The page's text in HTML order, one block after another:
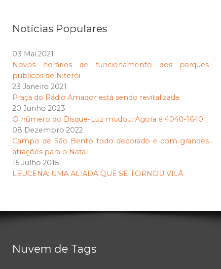
Notícias Populares
03 Mai 2021
Novos horários de funcionamento dos parques
públicos de Niterói
23 Janeiro 2021
Praça do Rádio Amador está sendo revitalizada
20 Junho 2023
O número do Disque-Luz mudou: Agora é 4040-1640
08 Dezembro 2022
Campo de São Bento todo decorado e com grandes
atrações para o Natal
15 Julho 2015
LEUCENA: UMA ALIADA QUE SE TORNOU VILÃ
Nuvem de Tags